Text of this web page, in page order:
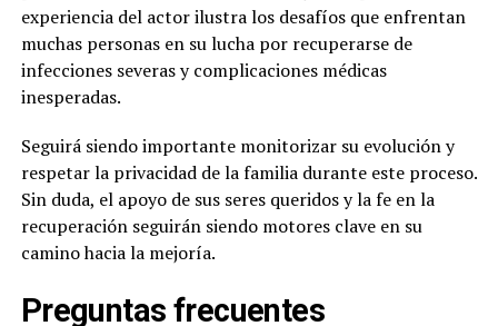
experiencia del actor ilustra los desafíos que enfrentan
muchas personas en su lucha por recuperarse de
infecciones severas y complicaciones médicas
inesperadas.
Seguirá siendo importante monitorizar su evolución y
respetar la privacidad de la familia durante este proceso.
Sin duda, el apoyo de sus seres queridos y la fe en la
recuperación seguirán siendo motores clave en su
camino hacia la mejoría.
Preguntas frecuentes